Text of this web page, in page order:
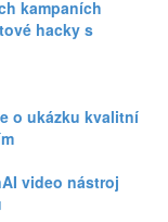
kampaních
hacky s
o ukázku kvalitní
video nástroj